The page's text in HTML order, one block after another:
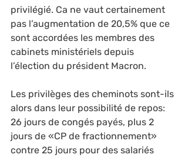
privilégié. Ca ne vaut certainement
pas l’augmentation de 20,5% que ce
sont accordées les membres des
cabinets ministériels depuis
l’élection du président Macron.
Les privilèges des cheminots sont-ils
alors dans leur possibilité de repos:
26 jours de congés payés, plus 2
jours de «CP de fractionnement»
contre 25 jours pour des salariés